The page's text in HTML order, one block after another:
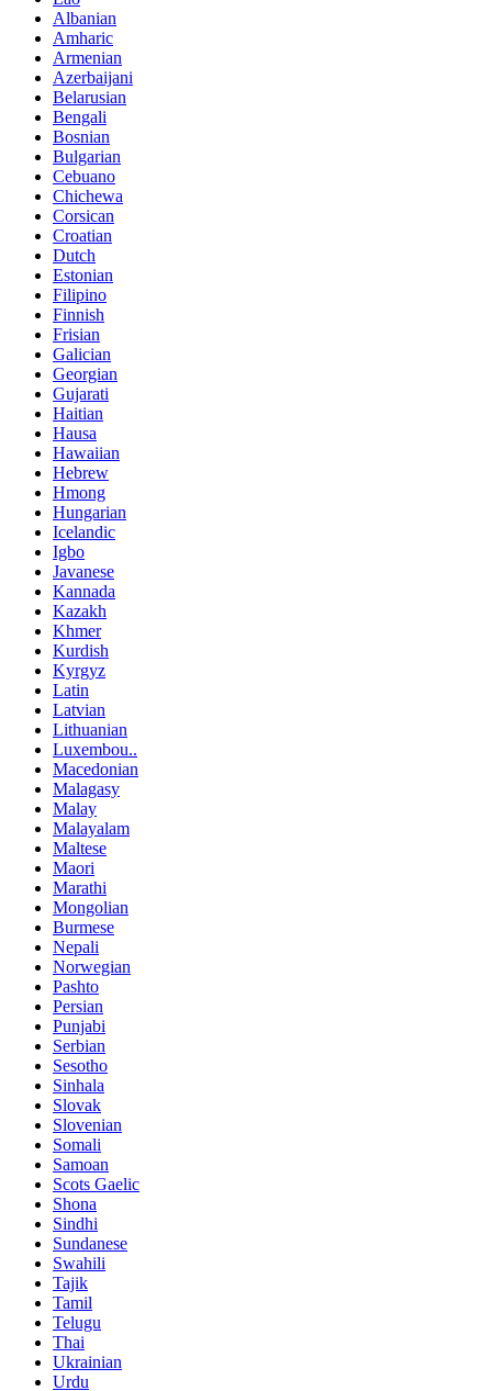
Albanian
Amharic
Armenian
Azerbaijani
Belarusian
Bengali
Bosnian
Bulgarian
Cebuano
Chichewa
Corsican
Croatian
Dutch
Estonian
Filipino
Finnish
Frisian
Galician
Georgian
Gujarati
Haitian
Hausa
Hawaiian
Hebrew
Hmong
Hungarian
Icelandic
Igbo
Javanese
Kannada
Kazakh
Khmer
Kurdish
Kyrgyz
Latin
Latvian
Lithuanian
Luxembou..
Macedonian
Malagasy
Malay
Malayalam
Maltese
Maori
Marathi
Mongolian
Burmese
Nepali
Norwegian
Pashto
Persian
Punjabi
Serbian
Sesotho
Sinhala
Slovak
Slovenian
Somali
Samoan
Scots Gaelic
Shona
Sindhi
Sundanese
Swahili
Tajik
Tamil
Telugu
Thai
Ukrainian
Urdu